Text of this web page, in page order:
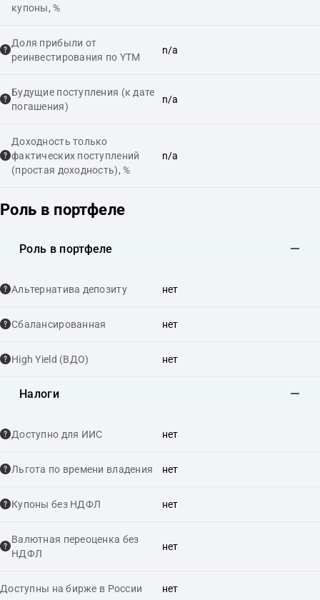
купоны, %
Доля прибыли от
реинвестирования по YTM
n/a
Будущие поступления (к дате
погашения)
n/a
Доходность только
фактических поступлений
(простая доходность), %
n/a
Роль в портфеле
Роль в портфеле
Альтернатива депозиту нет
Сбалансированная нет
High Yield (ВДО) нет
Налоги
Доступно для ИИС нет
Льгота по времени владения нет
Купоны без НДФЛ нет
Валютная переоценка без
НДФЛ
нет
Доступны на бирже в России нет